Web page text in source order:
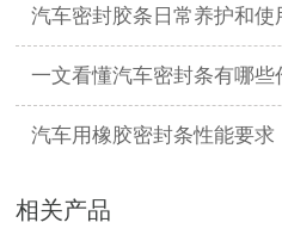
汽车密封胶条日常养护和使用
一文看懂汽车密封条有哪些作用
汽车用橡胶密封条性能要求，及
相关产品